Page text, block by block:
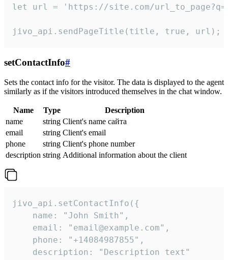
let url = 'https://site.com/
jivo_api.sendPageTitle(title, true, url);
setContactInfo#
Sets the contact info for the visitor. The data is displayed to the agent
similarly as if the visitors introduced themselves in the chat window.
Name Type
Description
name
string Client's name сайта
email
string Client's email
phone
string Client's phone number
description string Additional information about the client
jivo_api.setContactInfo({
    name: "John Smith",
    email: "email@example.com",
    phone: "+14084987855",
    description: "Description text"